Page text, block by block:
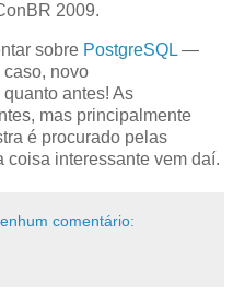
2009.
sobre PostgreSQL —
novo
antes! As
mas principalmente
é procurado pelas
coisa interessante vem daí.
comentário: